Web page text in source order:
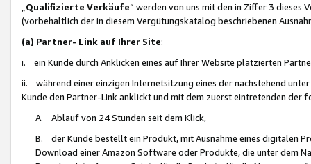
Qualifizierte Verkäufe“ werden von uns mit den in Ziffer 3
(vorbehaltlich der in diesem Vergütungskatalog beschriebenen
(a) Partner- Link auf Ihrer Site:
i. ein Kunde durch Anklicken eines auf Ihrer Website platzierten
ii. während einer einzigen Internetsitzung eines der nachstehend
Kunde den Partner-Link anklickt und mit dem zuerst eintretenden der
A. Ablauf von 24 Stunden seit dem Klick,
B. der Kunde bestellt ein Produkt, mit Ausnahme eines digitalen
Download einer Amazon Software oder Produkte, die unter dem